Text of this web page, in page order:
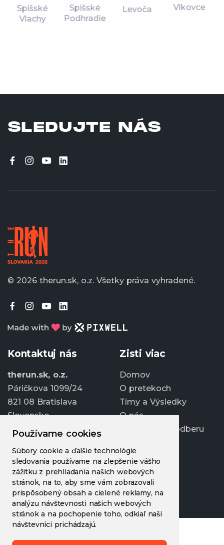
Používame cookies
Súbory cookie a ďalšie technológie
sledovania používame na zlepšenie vášho
zážitku z prehliadania našich webových
stránok, na to, aby sme vám zobrazovali
prispôsobený obsah a cielené reklamy, na
analýzu návštevnosti našich webových
stránok a na pochopenie toho, odkiaľ naši
návštevníci prichádzajú.
Spišské
Vlachy
Spišské
Podhradie
Levoča Vlkovce
SLEDUJTE NÁS
© 2026 therun.sk, o.z. Všetky práva vyhradené.
Kontaktuj nás
therun.sk, o.z.
Páričkova 1099/24
821 08 Bratislava
Slovensko
info@therun.sk
+421 907 807 363
Upraviť cookies
Zisti viac
Domov
O pretekoch
Tímy a Výsledky
O nás
Prihlásiť sa k odberu